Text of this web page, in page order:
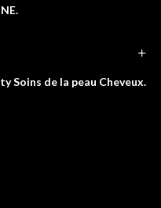
Soins de la peau Cheveux.